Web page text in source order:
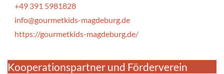
+49 391 5981828
info@gourmetkids-magdeburg.de
https://gourmetkids-magdeburg.de/
Kooperationspartner und Förderverein